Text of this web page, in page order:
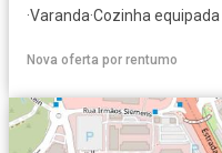
·Varanda·Cozinha equipada
Nova oferta por rentumo